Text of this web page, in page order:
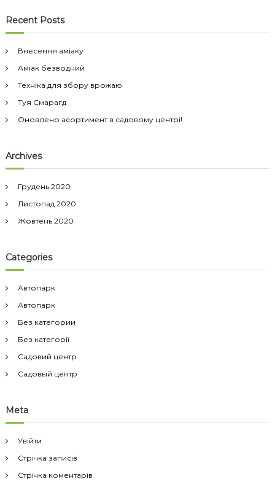
у
к
Recent Posts
Внесення аміаку
Аміак безводний
Техніка для збору врожаю
Туя Смарагд
Оновлено асортимент в садовому центрі!
Archives
Грудень 2020
Листопад 2020
Жовтень 2020
Categories
Автопарк
Автопарк
Без категории
Без категорії
Садовий центр
Садовый центр
Meta
Увійти
Стрічка записів
Стрічка коментарів